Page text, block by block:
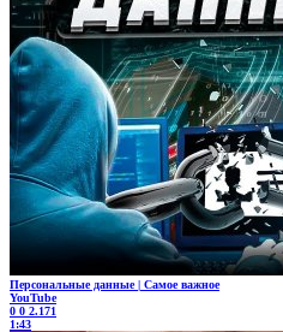
Персональные данные | Самое важное
YouTube
0 0 2.171
1:43